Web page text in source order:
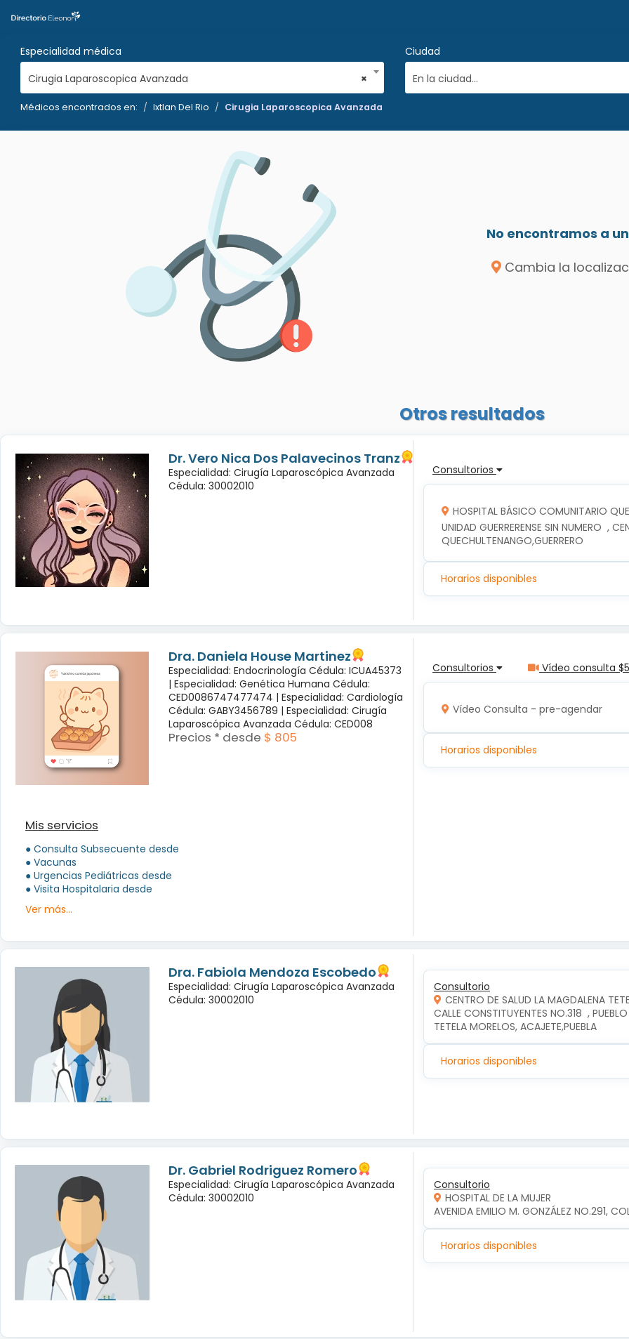
Especialidad médica
×
Cirugia Laparoscopica Avanzada
Ciudad
En la ciudad...
Médicos encontrados en: Ixtlan Del Rio Cirugia Laparoscopica Avanzada
No encontramos a
Cambia la
Otros resultados
Dr. Vero Nica Dos Palavecinos Tranz
Especialidad: Cirugía Laparoscópica Avanzada
Cédula: 30002010
Consultorios
HOSPITAL BÁSICO COMUNITARIO
UNIDAD GUERRERENSE SIN NUMERO  ,
QUECHULTENANGO,GUERRERO
Horarios disponibles
Dra. Daniela House Martinez
Especialidad: Endocrinología Cédula: ICUA45373
| Especialidad: Genética Humana Cédula:
CED0086747477474 | Especialidad: Cardiología
Cédula: GABY3456789 | Especialidad: Cirugía
Laparoscópica Avanzada Cédula: CED008
Precios * desde $ 805
Mis servicios
● Consulta Subsecuente desde
● Vacunas
● Urgencias Pediátricas desde
● Visita Hospitalaria desde
Ver más...
Consultorios Vídeo consulta
Vídeo Consulta - pre-agendar
Horarios disponibles
Dra. Fabiola Mendoza Escobedo
Especialidad: Cirugía Laparoscópica Avanzada
Cédula: 30002010
Consultorio
CENTRO DE SALUD LA MAGDALENA
CALLE CONSTITUYENTES NO.318  ,
TETELA MORELOS, ACAJETE,PUEBLA
Horarios disponibles
Dr. Gabriel Rodriguez Romero
Especialidad: Cirugía Laparoscópica Avanzada
Cédula: 30002010
Consultorio
HOSPITAL DE LA MUJER
AVENIDA EMILIO M. GONZÁLEZ NO.291,
Horarios disponibles